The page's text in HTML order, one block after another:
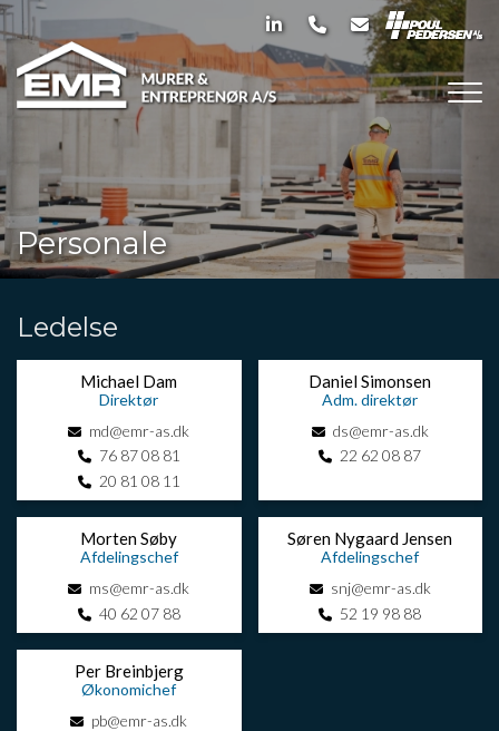
Gå
til
hovedindhold
Personale
Ledelse
Michael Dam
Direktør
md@emr-as.dk
76 87 08 81
20 81 08 11
Daniel Simonsen
Adm. direktør
ds@emr-as.dk
22 62 08 87
Morten Søby
Afdelingschef
ms@emr-as.dk
40 62 07 88
Søren Nygaard Jensen
Afdelingschef
snj@emr-as.dk
52 19 98 88
Per Breinbjerg
Økonomichef
pb@emr-as.dk